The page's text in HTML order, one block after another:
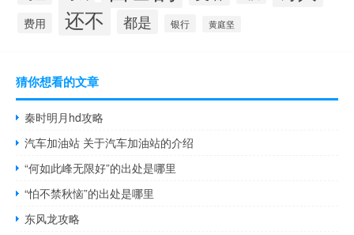
费用 还不 都是 银行 黄庭坚
猜你想看的文章
秦时明月hd攻略
汽车加油站 关于汽车加油站的介绍
“何如此峰无限好”的出处是哪里
“怕不禁秋恼”的出处是哪里
东风龙攻略